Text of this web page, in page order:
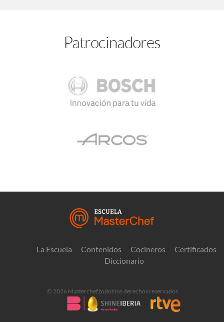
Patrocinadores
La Escuela Contenidos Cocineros
Certificados
Diccionario
© 2026 Masterchef,todos los derechos reservados